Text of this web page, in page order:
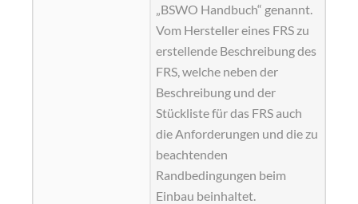
„BSWO Handbuch“ genannt.
Vom Herstellereines FRS zu
erstellende Beschreibung des
FRS, welche neben der
Beschreibung und der
Stückliste für das FRS auch
die Anforderungen und die zu
beachtenden
Randbedingungen beim
Einbau beinhaltet.